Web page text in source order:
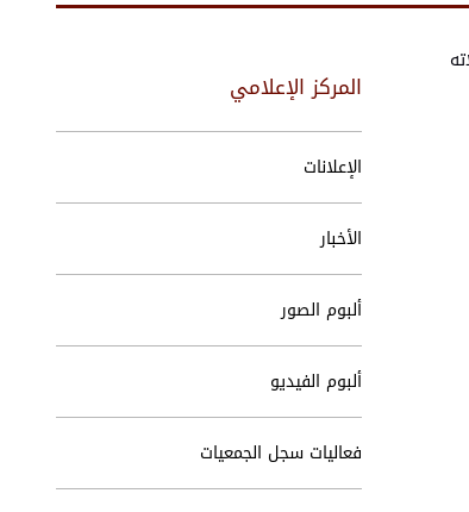
المركز الإعلامي
الإعلانات
الأخبار
ألبوم الصور
ألبوم الفيديو
فعاليات سجل الجمعيات